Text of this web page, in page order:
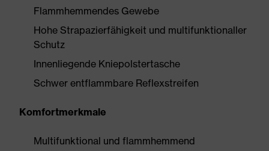
Flammhemmendes Gewebe
Hohe Strapazierfähigkeit und multifunktionaller
Schutz
Innenliegende Kniepolstertasche
Schwer entflammbare Reflexstreifen
Komfortmerkmale
Multifunktional und flammhemmend